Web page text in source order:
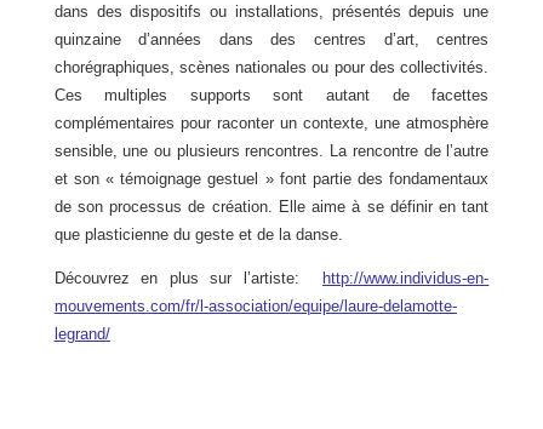
dans des dispositifs ou installations, présentés depuis une
quinzaine d’années dans des centres d’art, centres
chorégraphiques, scènes nationales ou pour des collectivités.
Ces multiples supports sont autant de facettes
complémentaires pour raconter un contexte, une atmosphère
sensible, une ou plusieurs rencontres. La rencontre de l’autre
et son « témoignage gestuel » font partie des fondamentaux
de son processus de création. Elle aime à se définir en tant
que plasticienne du geste et de la danse.
Découvrez en plus sur l’artiste: http://www.individus-en-
mouvements.com/fr/l-association/equipe/laure-delamotte-
legrand/